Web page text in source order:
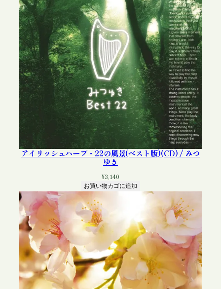
アイリッシュハープ・22の風景(ベスト版)(CD) / みつ
ゆき
¥3,140
お買い物カゴに追加